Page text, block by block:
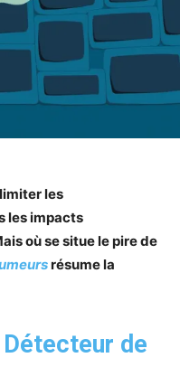
les
les impacts
où se situe le pire de
résume la
Détecteur de